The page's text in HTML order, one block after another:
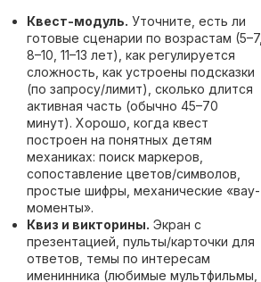
Квест-модуль. Уточните, есть ли
готовые сценарии по возрастам (5–7,
8–10, 11–13 лет), как регулируется
сложность, как устроены подсказки
(по запросу/лимит), сколько длится
активная часть (обычно 45–70
минут). Хорошо, когда квест
построен на понятных детям
механиках: поиск маркеров,
сопоставление цветов/символов,
простые шифры, механические «вау-
моменты».
Квиз и викторины. Экран с
презентацией, пульты/карточки для
ответов, темы по интересам
именинника (любимые мультфильмы,